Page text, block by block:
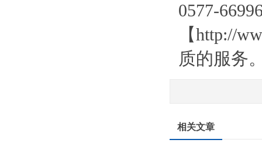
0577-
【http://
质的服务
相关文章